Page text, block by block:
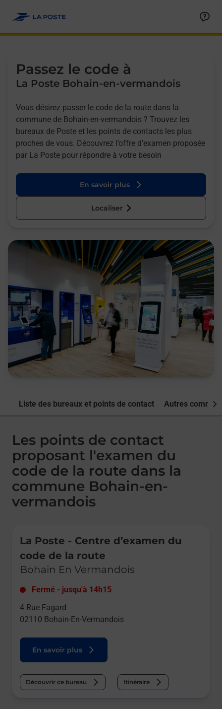
Passez le code à
La Poste Bohain-en-vermandois
Vous désirez passer le code de la route dans la
commune de Bohain-en-vermandois ? Trouvez les
bureaux de Poste et les points de contacts les plus
proches de vous. Découvrez l’offre d’examen proposée
par La Poste pour répondre à votre besoin
En savoir plus
Localiser
Liste des bureaux et points de contact Autres
Les points de contact
proposant l'examen du
code de la route dans la
commune Bohain-en-
vermandois
La Poste - Centre d’examen du
code de la route
Bohain En Vermandois
Fermé - jusqu'à 14h15
4 Rue Fagard
02110 Bohain-En-Vermandois
En savoir plus
Découvrir ce bureau Itinéraire